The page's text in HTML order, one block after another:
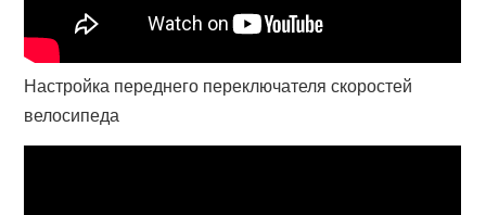
Настройка переднего переключателя скоростей
велосипеда